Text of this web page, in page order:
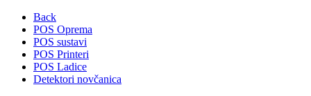
Back
POS Oprema
POS sustavi
POS Printeri
POS Ladice
Detektori novčanica